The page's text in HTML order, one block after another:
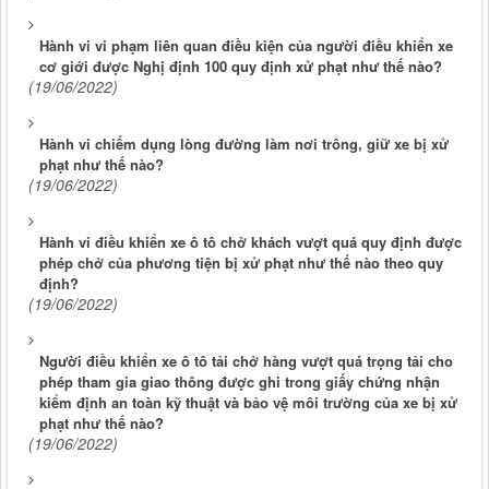
Hành vi vi phạm liên quan điều kiện của người điều khiển xe
cơ giới được Nghị định 100 quy định xử phạt như thế nào?
(19/06/2022)
Hành vi chiếm dụng lòng đường làm nơi trông, giữ xe bị xử
phạt như thế nào?
(19/06/2022)
Hành vi điều khiển xe ô tô chở khách vượt quá quy định được
phép chở của phương tiện bị xử phạt như thế nào theo quy
định?
(19/06/2022)
Người điều khiển xe ô tô tải chở hàng vượt quá trọng tải cho
phép tham gia giao thông được ghi trong giấy chứng nhận
kiểm định an toàn kỹ thuật và bảo vệ môi trường của xe bị xử
phạt như thế nào?
(19/06/2022)